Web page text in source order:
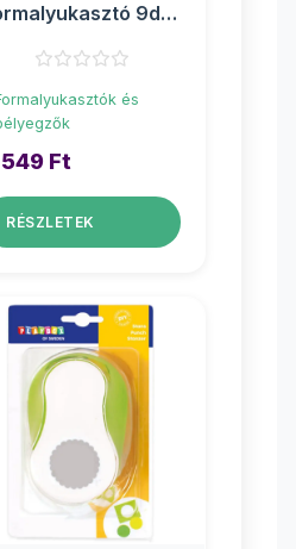
9db-
és
Ft
RÉSZLETEK